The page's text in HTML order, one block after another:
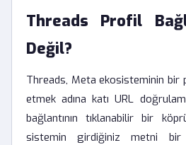
Threads Profil
Değil?
Threads, Meta ekosisteminin bir
etmek adına katı URL
bağlantının tıklanabilir bir
sistemin girdiğiniz metni bir